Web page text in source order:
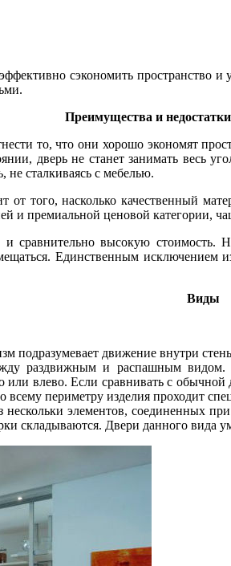
сэкономить пространство
Преимущества и
то, что они хорошо экономят
дверь не станет занимать
не сталкиваясь с мебелью.
того, насколько качественный
и премиальной ценовой категории,
высокую стоимость.
Единственным исключением
Виды
подразумевает движение внутри
раздвижным и распашным
или влево. Если сравнивать с
всему периметру изделия проходит
элементов, соединенных
складываются. Двери данного